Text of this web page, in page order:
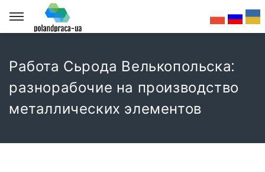
Работа Сьрода Велькопольска:
разнорабочие на производство
металлических элементов